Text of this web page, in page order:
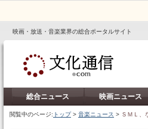
映画・放送・音楽業界の総合ポータルサイト
総合ニュース 映画ニュース
閲覧中のページ: トップ> 音楽ニュース > ＳＭＬ、